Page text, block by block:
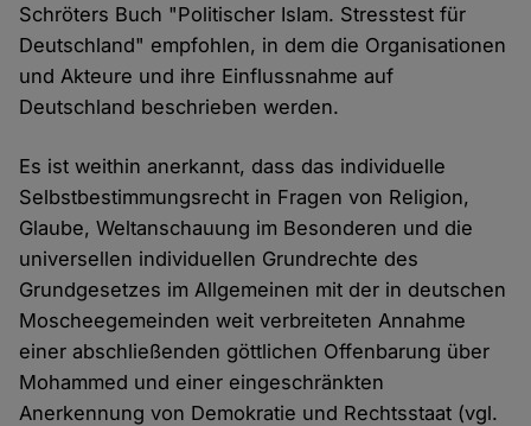
Schröters Buch "Politischer Islam. Stresstest für
Deutschland" empfohlen, in dem die Organisationen
und Akteure und ihre Einflussnahme auf
Deutschland beschrieben werden.
Es ist weithin anerkannt, dass das individuelle
Selbstbestimmungsrecht in Fragen von Religion,
Glaube, Weltanschauung im Besonderen und die
universellen individuellen Grundrechte des
Grundgesetzes im Allgemeinen mit der in deutschen
Moscheegemeinden weit verbreiteten Annahme
einer abschließenden göttlichen Offenbarung über
Mohammed und einer eingeschränkten
Anerkennung von Demokratie und Rechtsstaat (vgl.